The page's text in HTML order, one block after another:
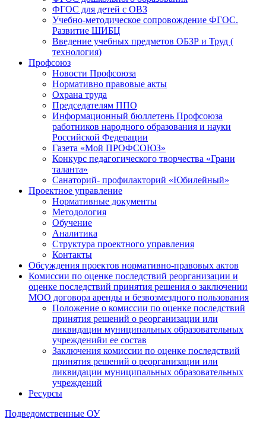
ФГОС для детей с ОВЗ
Учебно-методическое сопровождение ФГОС.
Развитие ШИБЦ
Введение учебных предметов ОБЗР и Труд (
технология)
Профсоюз
Новости Профсоюза
Нормативно правовые акты
Охрана труда
Председателям ППО
Информационный бюллетень Профсоюза
работников народного образования и науки
Российской Федерации
Газета «Мой ПРОФСОЮЗ»
Конкурс педагогического творчества «Грани
таланта»
Санаторий- профилакторий «Юбилейный»
Проектное управление
Нормативные документы
Методология
Обучение
Аналитика
Структура проектного управления
Контакты
Обсуждения проектов нормативно-правовых актов
Комиссии по оценке последствий реорганизации и
оценке последствий принятия решения о заключении
МОО договора аренды и безвозмездного пользования
Положение о комиссии по оценке последствий
принятия решений о реорганизации или
ликвидации муниципальных образовательных
учрежденийи ее состав
Заключения комиссии по оценке последствий
принятия решений о реорганизации или
ликвидации муниципальных образовательных
учреждений
Ресурсы
Подведомственные ОУ